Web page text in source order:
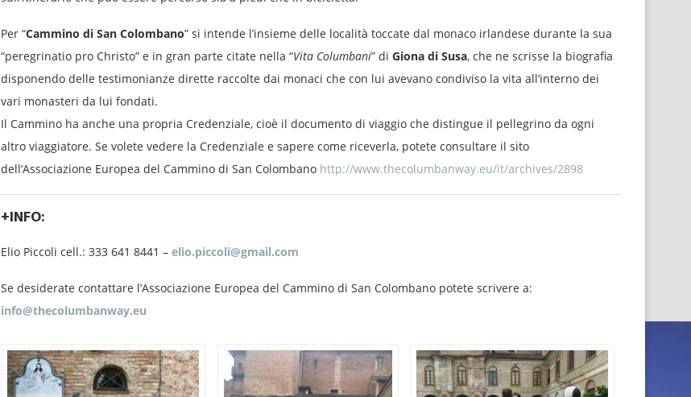
Per “Cammino di San Colombano” si intende l’insieme delle località toccate dal monaco irlandese durante la sua
“peregrinatio pro Christo” e in gran parte citate nella “Vita Columbani” diGiona di Susa, che ne scrisse la biografia
disponendo delle testimonianze dirette raccolte dai monaci che con lui avevano condiviso la vita all’interno dei
vari monasteri da lui fondati.
Il Cammino ha anche una propria Credenziale, cioè il documento di viaggio che distingue il pellegrino da ogni
altro viaggiatore. Se volete vedere la Credenziale e sapere come riceverla, potete consultare il sito
dell’Associazione Europea del Cammino di San Colombano http://www.thecolumbanway.eu/it/archives/2898
+INFO:
Elio Piccoli cell.: 333 641 8441 –elio.piccoli@gmail.com
Se desiderate contattare l’Associazione Europea del Cammino di San Colombano potete scrivere a:
info@thecolumbanway.eu